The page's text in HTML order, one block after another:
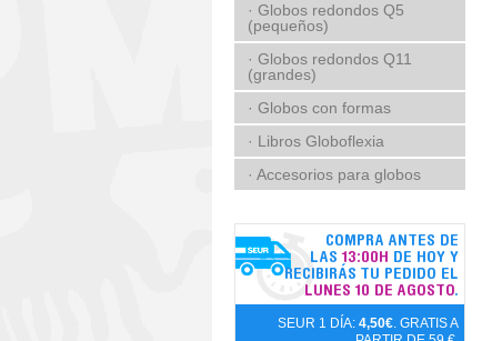
· Globos redondos Q5
(pequeños)
· Globos redondos Q11
(grandes)
· Globos con formas
· Libros Globoflexia
· Accesorios para globos
COMPRA ANTES DE
LAS13:00H DE HOY Y
RECIBIRÁS TU PEDIDO EL
LUNES 10 DE AGOSTO.
SEUR 1 DÍA: 4,50€. GRATIS A